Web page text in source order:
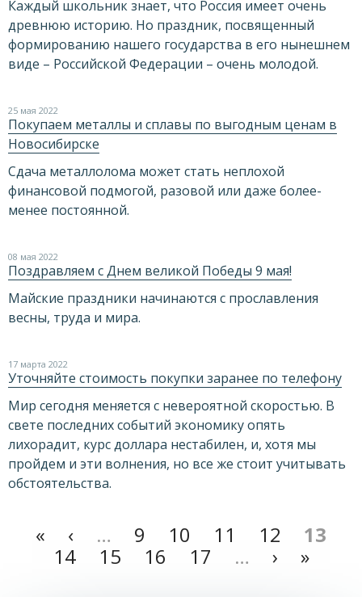
Каждый школьник знает, что Россия имеет очень
древнюю историю. Но праздник, посвященный
формированию нашего государства в его нынешнем
виде – Российской Федерации – очень молодой.
25 мая 2022
Покупаем металлы и сплавы по выгодным ценам в
Новосибирске
Сдача металлолома может стать неплохой
финансовой подмогой, разовой или даже более-
менее постоянной.
08 мая 2022
Поздравляем с Днем великой Победы 9 мая!
Майские праздники начинаются с прославления
весны, труда и мира.
17 марта 2022
Уточняйте стоимость покупки заранее по телефону
Мир сегодня меняется с невероятной скоростью. В
свете последних событий экономику опять
лихорадит, курс доллара нестабилен, и, хотя мы
пройдем и эти волнения, но все же стоит учитывать
обстоятельства.
Страницы
« ‹ … 9 10 11 12
13
14
15 16 17 … › »